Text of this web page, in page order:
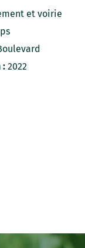
et voirie
:2022